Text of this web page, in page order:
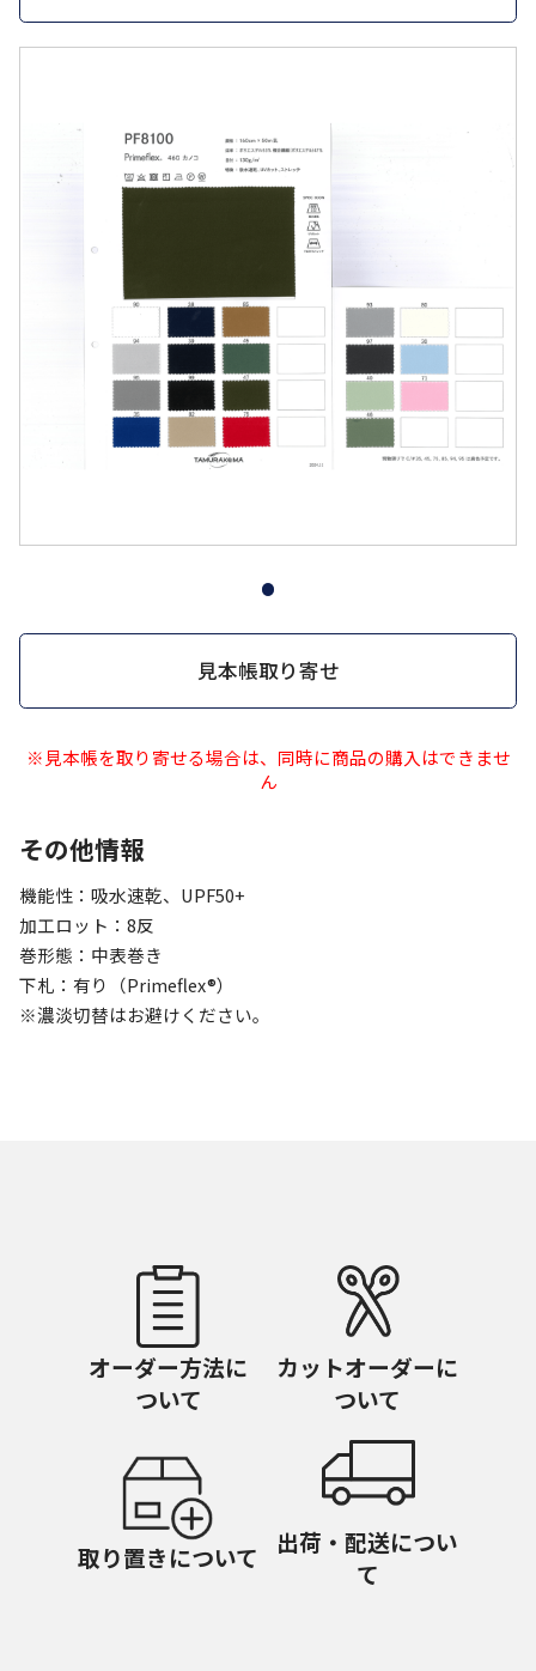
見本帳取り寄せ
※見本帳を取り寄せる場合は、同時に商品の購入はできませ
ん
その他情報
機能性：吸水速乾、UPF50+
加工ロット：8反
巻形態：中表巻き
下札：有り（Primeflex®）
※濃淡切替はお避けください。
オーダー方法に
ついて
カットオーダーに
ついて
取り置きについて
出荷・配送につい
て